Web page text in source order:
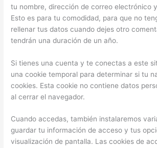
tu nombre, dirección de correo electrónico
Esto es para tu comodidad, para que no
rellenar tus datos cuando dejes otro
tendrán una duración de un año.
Si tienes una cuenta y te conectas a este
una cookie temporal para determinar si tu
cookies. Esta cookie no contiene datos
al cerrar el navegador.
Cuando accedas, también instalaremos
guardar tu información de acceso y tus
visualización de pantalla. Las cookies de